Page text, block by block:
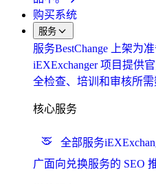
购买系统
服务
服务BestChange 上架为准
iEXExchanger 项目提供
全检查、培训和审核所需
核心服务
全部服务
广面向兑换服务的 SEO